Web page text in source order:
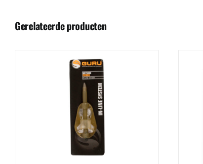
Gerelateerde producten